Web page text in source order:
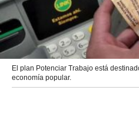
El plan Potenciar Trabajo está
economía popular.